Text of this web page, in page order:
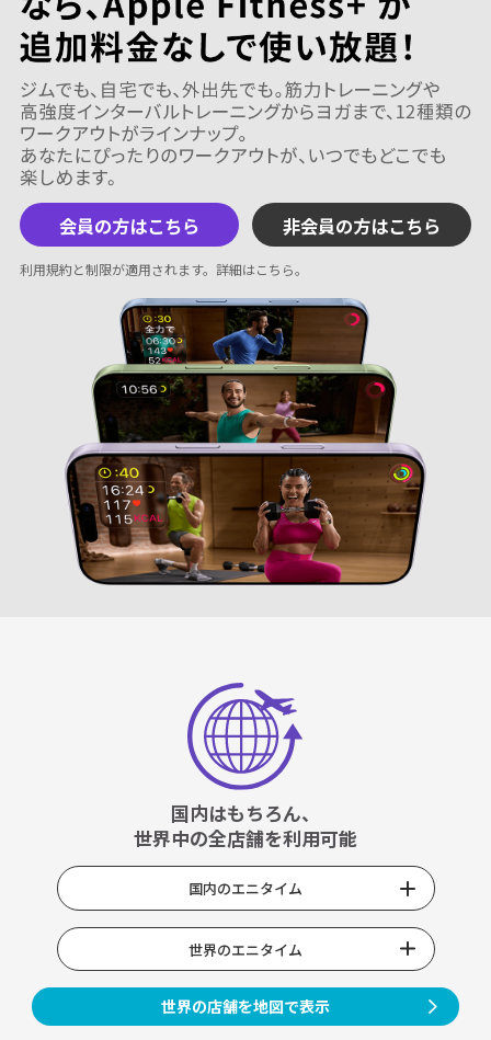
会員の方はこちら 非会員の方はこちら
利用規約と制限が適用されます。 詳細はこちら。
国内はもちろん、
世界中の全店舗を利用可能
国内のエニタイム
世界のエニタイム
世界の店舗を地図で表示